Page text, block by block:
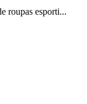
roupas esporti...